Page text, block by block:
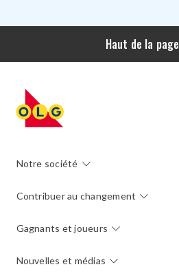
Haut de la page
Notre société
Contribuer au changement
Gagnants et joueurs
Nouvelles et médias